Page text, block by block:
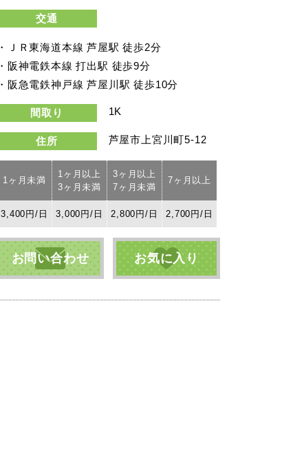
交通
・ＪＲ東海道本線 芦屋駅 徒歩2分
・阪神電鉄本線 打出駅 徒歩9分
・阪急電鉄神戸線 芦屋川駅 徒歩10分
間取り 1K
住所 芦屋市上宮川町5-12
1ヶ月未満
1ヶ月以上
3ヶ月未満
3ヶ月以上
7ヶ月未満
7ヶ月以上
3,400円/日 3,000円/日 2,800円/日 2,700円/日
お問い合わせ お気に入り